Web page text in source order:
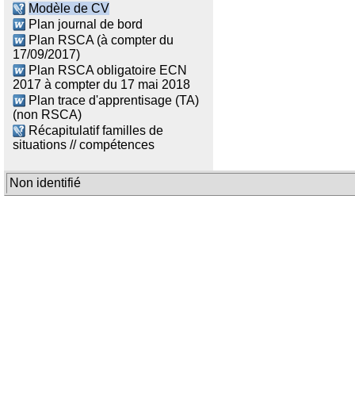
Modèle de CV
Plan journal de bord
Plan RSCA (à compter du
17/09/2017)
Plan RSCA obligatoire ECN
2017 à compter du 17 mai 2018
Plan trace d'apprentisage (TA)
(non RSCA)
Récapitulatif familles de
situations // compétences
Non identifié